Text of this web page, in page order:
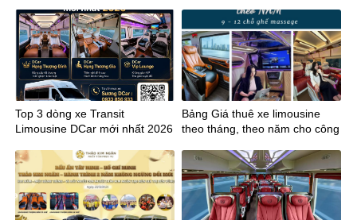
Top 3 dòng xe Transit
Limousine DCar mới nhất 2026
Bảng Giá thuê xe limousine
theo tháng, theo năm cho công